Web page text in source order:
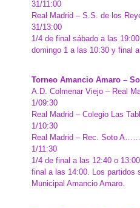
31/11:00
Real Madrid – S.S. de los
31/13:00
1/4 de final sábado a las
domingo 1 a las 10:30 y final
Torneo Amancio Amaro –
A.D. Colmenar Viejo –
1/09:30
Real Madrid – Colegio Las
1/10:30
Real Madrid – Rec. Soto
1/11:30
1/4 de final a las 12:40 o
final a las 14:00. Los partidos
Municipal Amancio Amaro.